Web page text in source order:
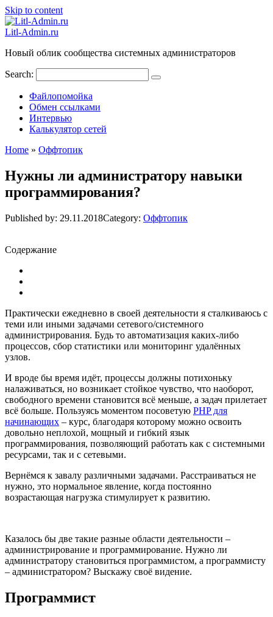
Skip to content
Litl-Admin.ru
Новый облик сообщества системных администраторов
Search:
Файлопомойка
Обмен ссылками
Интервью
Калькулятор сетей
Home » Оффтопик
Нужны ли администратору навыки
программирования?
Published by: 29.11.2018Category: Оффтопик
Содержание
Практически ежедневно в своей деятельности я сталкиваюсь с
теми или иными задачами сетевого/системного
администрирования. Будь то автоматизация каких-либо
процессов, сбор статистики или мониторинг удалённых
узлов.
И вроде бы время идёт, процессы должны потихоньку
налаживаться, но возникает стойкое чувство, что наоборот,
свободного времени становится всё меньше, а задач прилетает
всё больше. Пользуясь моментом посоветую PHP для
начинающих – курс, благодаря которому можно освоить
довольно неплохой, мощный и гибкий язык
программирования, позволяющий работать как с системными
ресурсами, так и с сетевыми.
Вернёмся к завалу различными задачами. Расстраиваться не
нужно, это нормальное явление, когда постоянно
возрастающая нагрузка стимулирует к развитию.
Казалось бы две такие разные области деятельности –
администрирование и программирование. Нужно ли
администратору становиться программистом, а программисту
– администратором? Выскажу своё видение.
Программист